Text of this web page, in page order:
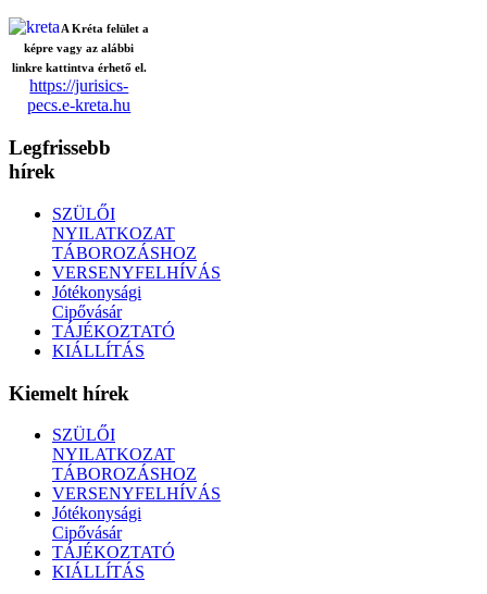
A Kréta felület a
képre vagy az alábbi
linkre kattintva érhető el.
https://jurisics-
pecs.e-kreta.hu
Legfrissebb
hírek
SZÜLŐI
NYILATKOZAT
TÁBOROZÁSHOZ
VERSENYFELHÍVÁS
Jótékonysági
Cipővásár
TÁJÉKOZTATÓ
KIÁLLÍTÁS
Kiemelt hírek
SZÜLŐI
NYILATKOZAT
TÁBOROZÁSHOZ
VERSENYFELHÍVÁS
Jótékonysági
Cipővásár
TÁJÉKOZTATÓ
KIÁLLÍTÁS